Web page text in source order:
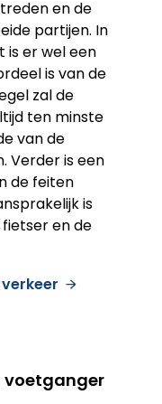
en de
partijen. In
is er wel een
is van de
zal de
ten minste
van de
Verder is een
de feiten
is
en de
voetganger